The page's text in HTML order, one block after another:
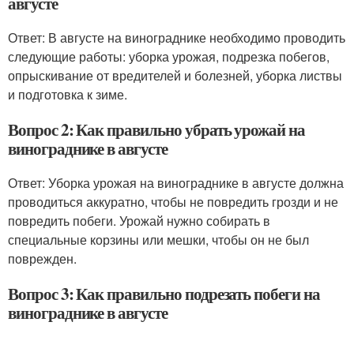
Ответ: В августе на винограднике необходимо проводить
следующие работы: уборка урожая, подрезка побегов,
опрыскивание от вредителей и болезней, уборка листвы
и подготовка к зиме.
Вопрос 2: Как правильно убрать урожай на
винограднике в августе
Ответ: Уборка урожая на винограднике в августе должна
проводиться аккуратно, чтобы не повредить грозди и не
повредить побеги. Урожай нужно собирать в
специальные корзины или мешки, чтобы он не был
поврежден.
Вопрос 3: Как правильно подрезать побеги на
винограднике в августе